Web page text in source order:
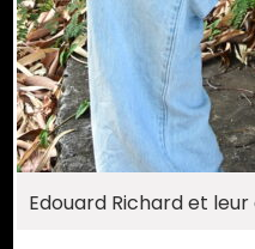
Edouard Richard et